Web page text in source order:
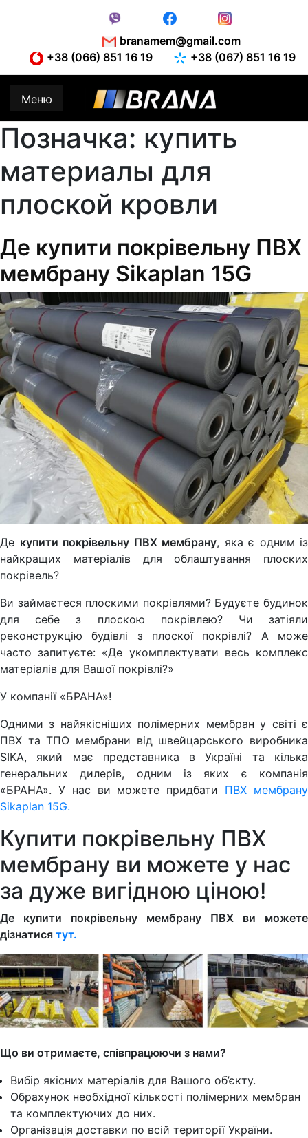
+38 (066) 851 16 19
+38 (067) 851 16 19
branamem@gmail.com
Меню
Позначка: купить
материалы для
плоской кровли
Де купити покрівельну ПВХ
мембрану Sikaplan 15G
Де купити покрівельну ПВХ мембрану, яка є одним із
найкращих матеріалів для облаштування плоских
покрівель?
Ви займаєтеся плоскими покрівлями? Будуєте будинок
для себе з плоскою покрівлею? Чи затіяли
реконструкцію будівлі з плоскої покрівлі? А може
часто запитуєте: «Де укомплектувати весь комплекс
матеріалів для Вашої покрівлі?»
У компанії «БРАНА»!
Одними з найякісніших полімерних мембран у світі є
ПВХ та ТПО мембрани від швейцарського виробника
SIKA, який має представника в Україні та кілька
генеральних дилерів, одним із яких є компанія
«БРАНА». У нас ви можете придбати ПВХ мембрану
Sikaplan 15G.
Купити покрівельну ПВХ
мембрану ви можете у нас
за дуже вигідною ціною!
Де купити покрівельну мембрану ПВХ ви можете
дізнатися тут.
Що ви отримаєте, співпрацюючи з нами?
Вибір якісних матеріалів для Вашого об’єкту.
Обрахунок необхідної кількості полімерних мембран
та комплектуючих до них.
Організація доставки по всій території України.